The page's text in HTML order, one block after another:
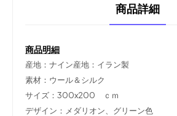
商品詳細
商品明細
産地：ナイン産地：イラン製
素材：ウール＆シルク
サイズ：300x200 ｃｍ
デザイン：メダリオン、グリーン色